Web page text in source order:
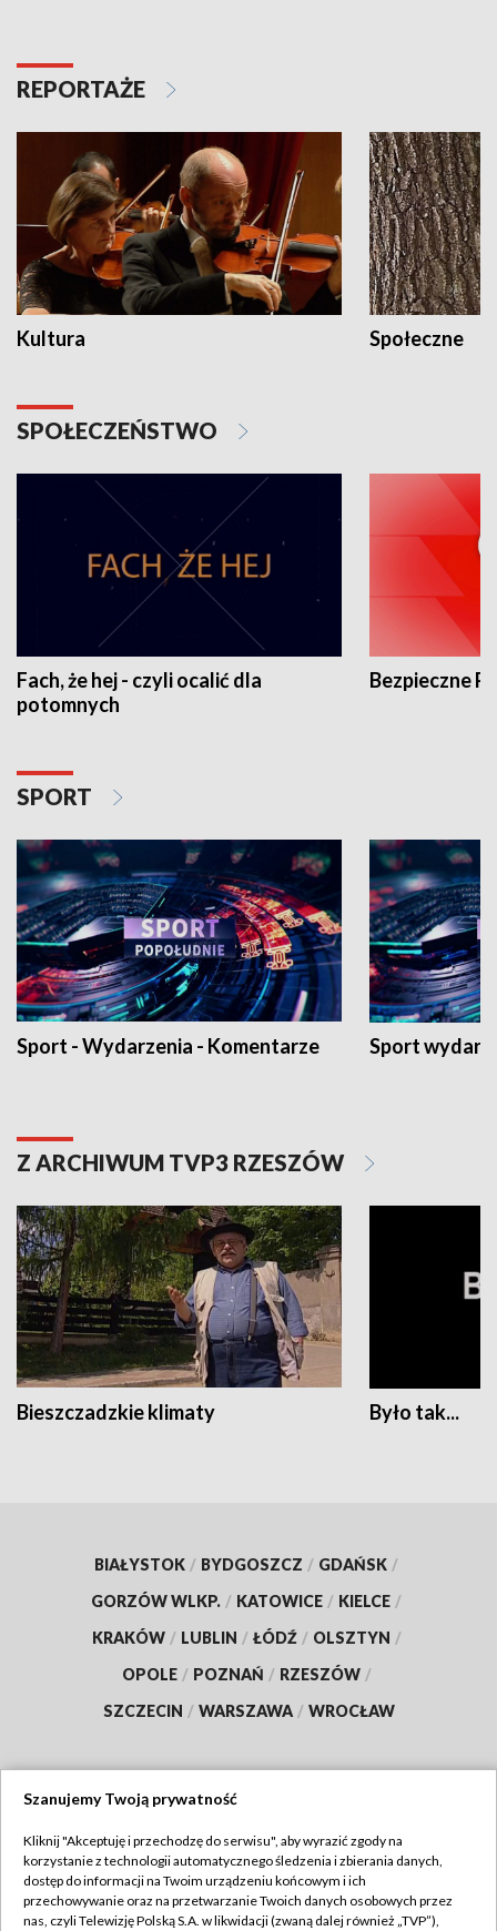
REPORTAŻE
Kultura Społeczne
SPOŁECZEŃSTWO
Fach, że hej - czyli ocalić dla
potomnych
Bezpieczne
SPORT
Sport - Wydarzenia - Komentarze Sport
Z ARCHIWUM TVP3 RZESZÓW
Bieszczadzkie klimaty Było tak...
BIAŁYSTOK / BYDGOSZCZ / GDAŃSK /
GORZÓW WLKP. / KATOWICE / KIELCE /
KRAKÓW / LUBLIN / ŁÓDŹ / OLSZTYN /
OPOLE / POZNAŃ / RZESZÓW /
SZCZECIN / WARSZAWA / WROCŁAW
TVP
Abonament TVP
Regulamin TVP
Szanujemy Twoją prywatność
Kliknij "Akceptuję i przechodzę do serwisu", aby wyrazić zgody na
korzystanie z technologii automatycznego śledzenia i zbierania danych,
dostęp do informacji na Twoim urządzeniu końcowym i ich
przechowywanie oraz na przetwarzanie Twoich danych osobowych przez
nas, czyli Telewizję Polską S.A. w likwidacji (zwaną dalej również „TVP”),